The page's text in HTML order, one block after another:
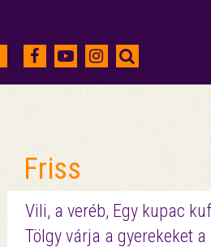
Friss
Vili, a veréb, Egy kupac
Tölgy várja a gyerekeket a